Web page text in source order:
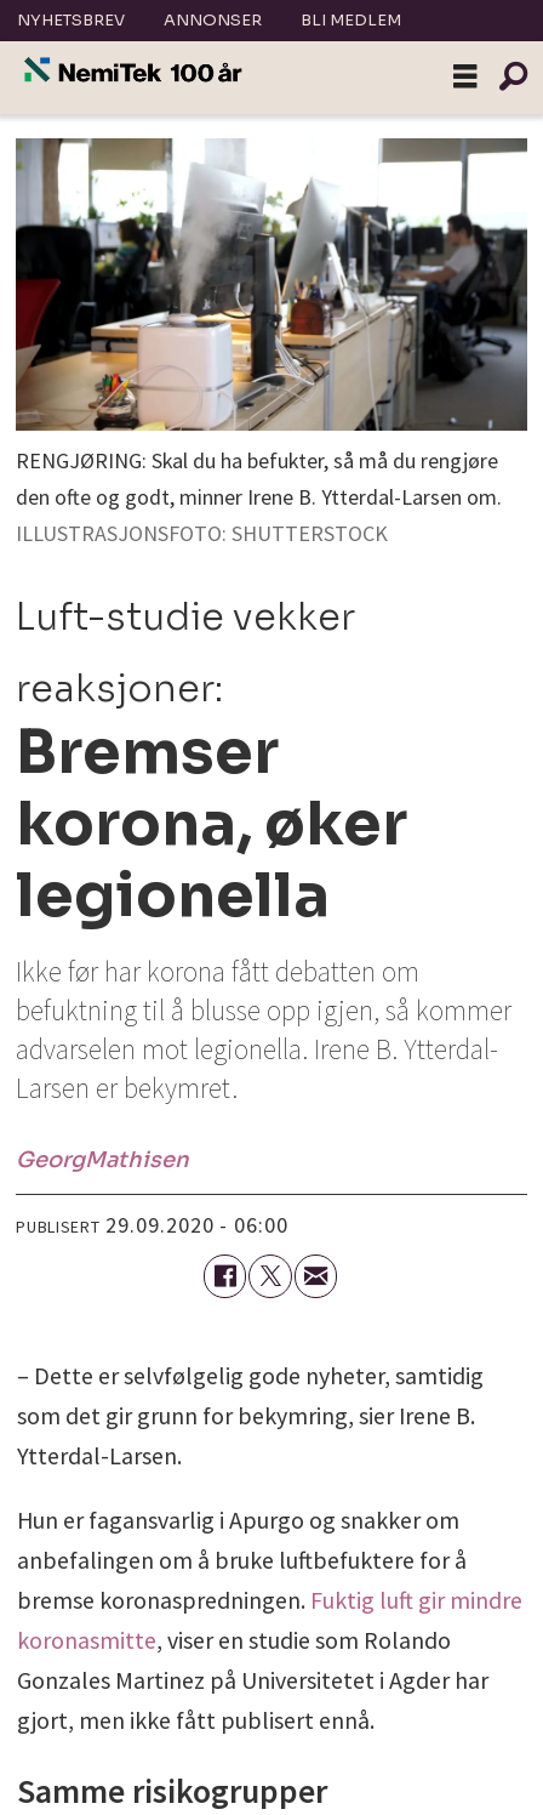
NYHETSBREV ANNONSER BLI MEDLEM
RENGJØRING: Skal du ha befukter, så må du rengjøre
den ofte og godt, minner Irene B. Ytterdal-Larsen om.
ILLUSTRASJONSFOTO: SHUTTERSTOCK
Luft-studie vekker
reaksjoner:
Bremser
korona, øker
legionella
Ikke før har korona fått debatten om
befuktning til å blusse opp igjen, så kommer
advarselen mot legionella. Irene B. Ytterdal-
Larsen er bekymret.
GeorgMathisen
PUBLISERT 29.09.2020 - 06:00
– Dette er selvfølgelig gode nyheter, samtidig
som det gir grunn for bekymring, sier Irene B.
Ytterdal-Larsen.
Hun er fagansvarlig i Apurgo og snakker om
anbefalingen om å bruke luftbefuktere for å
bremse koronaspredningen. Fuktig luft gir mindre
koronasmitte, viser en studie som Rolando
Gonzales Martinez på Universitetet i Agder har
gjort, men ikke fått publisert ennå.
Samme risikogrupper